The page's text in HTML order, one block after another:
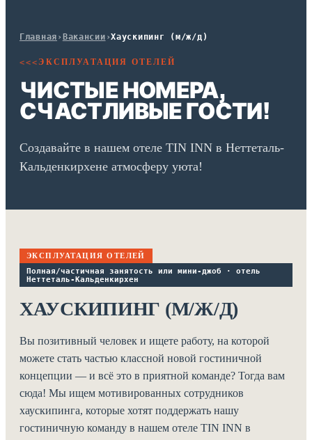
Главная › Вакансии ›Хаускипинг (м/ж/д)
<<<ЭКСПЛУАТАЦИЯ ОТЕЛЕЙ
ЧИСТЫЕ НОМЕРА,
СЧАСТЛИВЫЕ ГОСТИ!
Создавайте в нашем отеле TIN INN в Неттеталь-
Кальденкирхене атмосферу уюта!
ЭКСПЛУАТАЦИЯ ОТЕЛЕЙ
Полная/частичная занятость или мини-джоб · отель
Неттеталь-Кальденкирхен
ХАУСКИПИНГ (М/Ж/Д)
Вы позитивный человек и ищете работу, на которой
можете стать частью классной новой гостиничной
концепции — и всё это в приятной команде? Тогда вам
сюда! Мы ищем мотивированных сотрудников
хаускипинга, которые хотят поддержать нашу
гостиничную команду в нашем отеле TIN INN в